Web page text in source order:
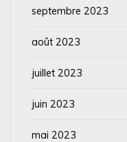
septembre 2023
août 2023
juillet 2023
juin 2023
mai 2023